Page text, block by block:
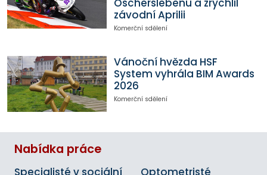
Oscherslebenu a zrychlil
závodní Aprilii
Komerční sdělení
Vánoční hvězda HSF
System vyhrála BIM Awards
2026
Komerční sdělení
Nabídka práce
Specialisté v sociální
Optometristé